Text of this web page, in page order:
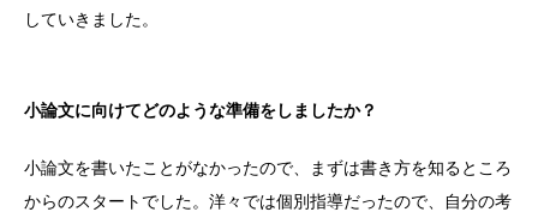
していきました。
小論文に向けてどのような準備をしましたか？
小論文を書いたことがなかったので、まずは書き方を知るところ
からのスタートでした。洋々では個別指導だったので、自分の考